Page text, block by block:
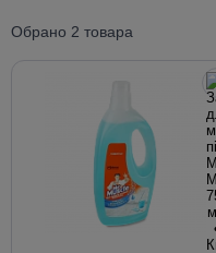
Обрано 2 товара